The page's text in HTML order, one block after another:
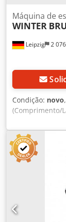
Leipzig 2
Máquina de
WINTER
Condição: novo
(Comprimento/
5800 kg
escovação
1300 mm -
Comprimento
total: 19,8 kW -
avance: 3 ~ 17
- Consumo de
extração
4650 × 2230 ×
líquido: 5800